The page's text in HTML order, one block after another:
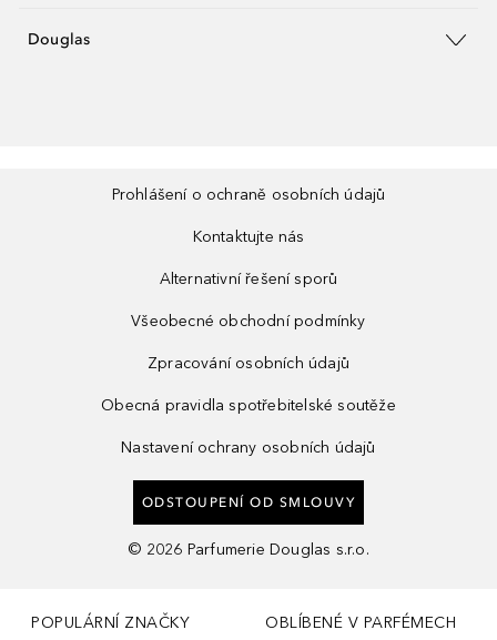
Douglas
Prohlášení o ochraně osobních údajů
Kontaktujte nás
Alternativní řešení sporů
Všeobecné obchodní podmínky
Zpracování osobních údajů
Obecná pravidla spotřebitelské soutěže
Nastavení ochrany osobních údajů
ODSTOUPENÍ OD SMLOUVY
© 2026 Parfumerie Douglas s.r.o.
POPULÁRNÍ ZNAČKY OBLÍBENÉ V PARFÉMECH